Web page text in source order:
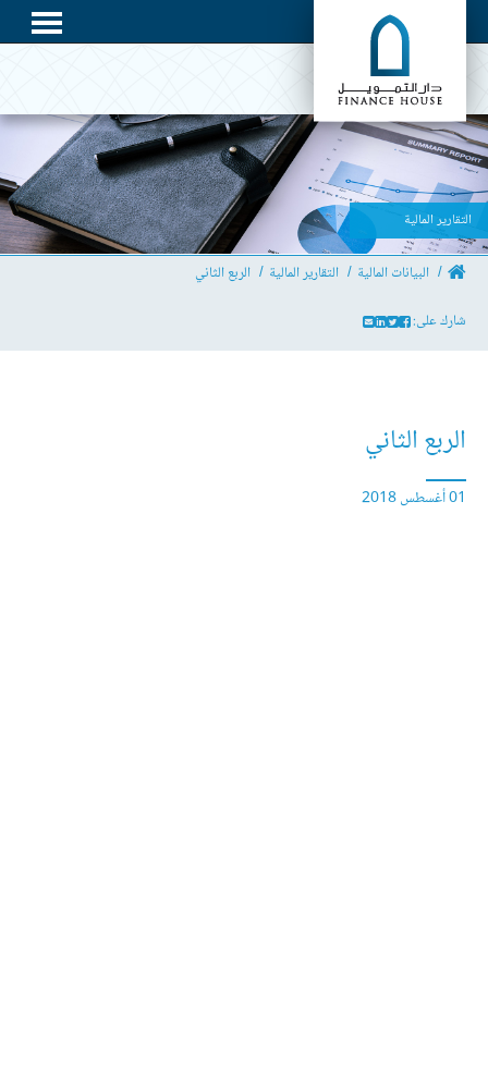
التقارير المالية
البيانات المالية التقارير المالية
الربع الثاني
شارك على:
الربع الثاني
01 أغسطس 2018